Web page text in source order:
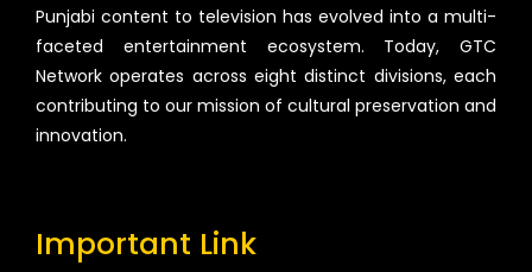
Punjabi content to television has evolved into a multi-
faceted entertainment ecosystem. Today, GTC
Network operates across eight distinct divisions, each
contributing to our mission of cultural preservation and
innovation.
Important Link